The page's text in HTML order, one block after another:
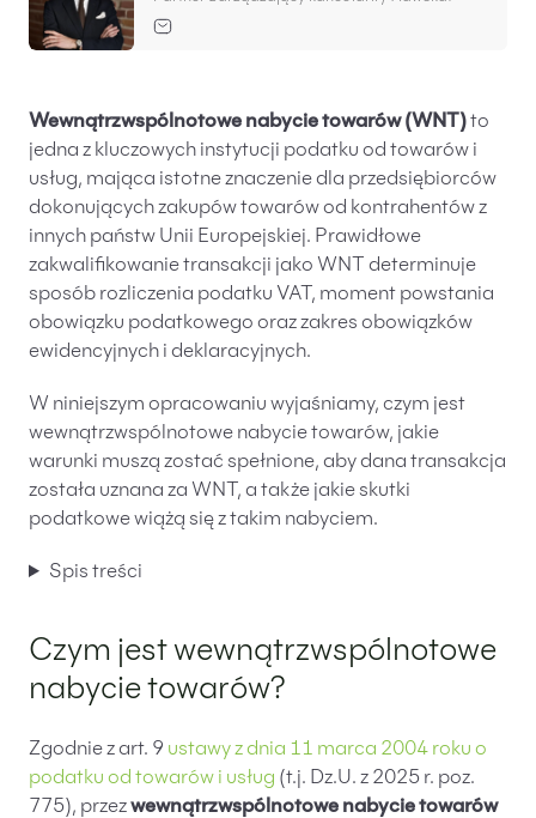
Baza wiedzy
Ochrona majątku
Planowanie podatkowe
Restrukturyzacje
Spółki zagraniczne – wsparcie przedsiębiorców
poza granicami RP
Bieżące doradztwo prawne
Bieżące doradztwo prawne dla spółek z branży
IT
Doradztwo podatkowe
Likwidacje i upadłości spółek
Przekształcenia spółek
Przygotowywanie umów w obrocie
Rejestracja spółek prawa handlowego
Wewnątrzwspólnotowe nabycie towarów (WNT)to
jedna z kluczowych instytucji podatku od towarów i
usług, mająca istotne znaczenie dla przedsiębiorców
dokonujących zakupów towarów od kontrahentów z
innych państw Unii Europejskiej. Prawidłowe
zakwalifikowanie transakcji jako WNT determinuje
sposób rozliczenia podatku VAT, moment powstania
obowiązku podatkowego oraz zakres obowiązków
ewidencyjnych i deklaracyjnych.
W niniejszym opracowaniu wyjaśniamy, czym jest
wewnątrzwspólnotowe nabycie towarów, jakie
warunki muszą zostać spełnione, aby dana transakcja
została uznana za WNT, a także jakie skutki
podatkowe wiążą się z takim nabyciem.
Spis treści
Czym jest wewnątrzwspólnotowe
nabycie towarów?
Zgodnie z art. 9 ustawy z dnia 11 marca 2004 roku o
podatku od towarów i usług (t.j. Dz.U. z 2025 r. poz.
775), przezwewnątrzwspólnotowe nabycie towarów